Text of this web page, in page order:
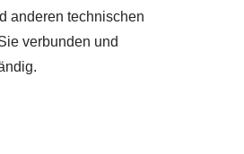
anderen technischen
verbunden und